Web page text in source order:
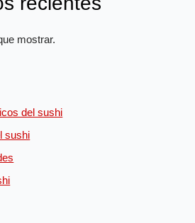
mostrar.
del sushi
sushi